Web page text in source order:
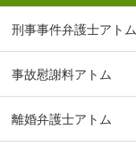
刑事事件弁護士アトム
事故慰謝料アトム
離婚弁護士アトム